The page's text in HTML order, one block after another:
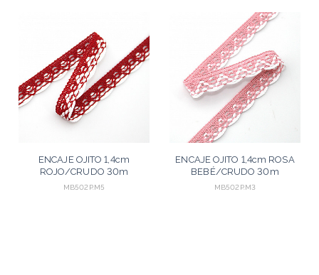
ENCAJE OJITO 1,4cm
ROJO/CRUDO 30m
MB502P.M5
ENCAJE OJITO 1,4cm ROSA
BEBÉ/CRUDO 30m
MB502P.M3